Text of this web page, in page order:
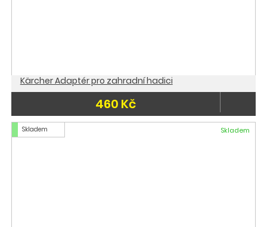
Kärcher Adaptér pro zahradní hadici
460 Kč
Skladem Skladem